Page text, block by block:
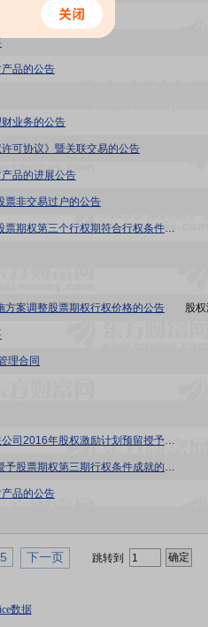
品的公告
业务的公告
可协议》暨关联交易的公告
品的进展公告
票非交易过户的公告
600031:三一重工股份有限公司2016年股权激励计划预留授予股票期权第三个行权期符合行权条件的公告
案调整股票期权行权价格的公告
理合同
600031:上海荣正投资咨询股份有限公司关于三一重工股份有限公司2016年股权激励计划预留授予股票期权第三期行权条件成就之专项核查意见
600031:三一重工股份有限公司关于2016年股权激励计划预留授予股票期权第三期行权条件成就的公告
品的公告
5 下一页 跳转到
数据